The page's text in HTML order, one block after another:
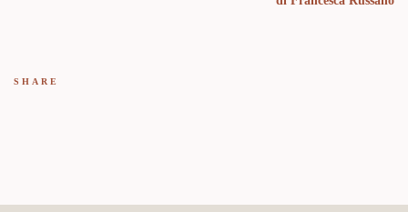
SHARE